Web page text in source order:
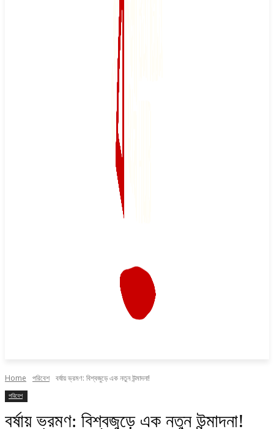
Home পরিবেশ বর্ষায় ভ্রমণ: বিশ্বজুড়ে এক নতুন উন্মাদনা!
পরিবেশ
বর্ষায় ভ্রমণ: বিশ্বজুড়ে এক নতুন উন্মাদনা!